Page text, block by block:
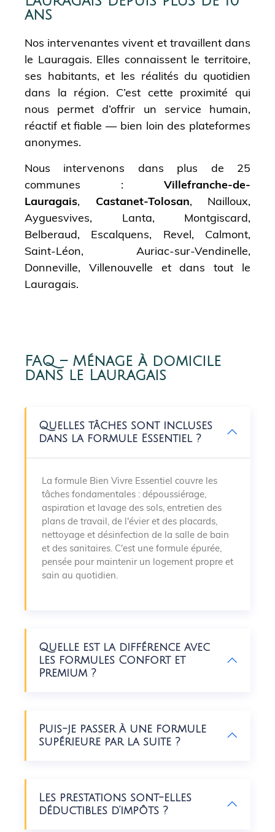
ans
Nos intervenantes vivent et travaillent dans
le Lauragais. Elles connaissent le territoire,
ses habitants, et les réalités du quotidien
dans la région. C’est cette proximité qui
nous permet d’offrir un service humain,
réactif et fiable — bien loin des plateformes
anonymes.
Nous intervenons dans plus de 25
communes : Villefranche-de-
Lauragais, Castanet-Tolosan, Nailloux,
Ayguesvives, Lanta, Montgiscard,
Belberaud, Escalquens, Revel, Calmont,
Saint-Léon, Auriac-sur-Vendinelle,
Donneville, Villenouvelle et dans tout le
Lauragais.
FAQ – Ménage à domicile
dans le Lauragais
Quelles tâches sont incluses
dans la formule Essentiel ?
La formule Bien Vivre Essentiel couvre les
tâches fondamentales : dépoussiérage,
aspiration et lavage des sols, entretien des
plans de travail, de l'évier et des placards,
nettoyage et désinfection de la salle de bain
et des sanitaires. C'est une formule épurée,
pensée pour maintenir un logement propre et
sain au quotidien.
Quelle est la différence avec
les formules Confort et
Premium ?
Puis-je passer à une formule
supérieure par la suite ?
Les prestations sont-elles
déductibles d’impôts ?